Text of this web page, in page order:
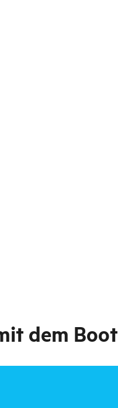
dem Boot